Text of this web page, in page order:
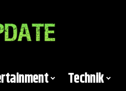
Technik